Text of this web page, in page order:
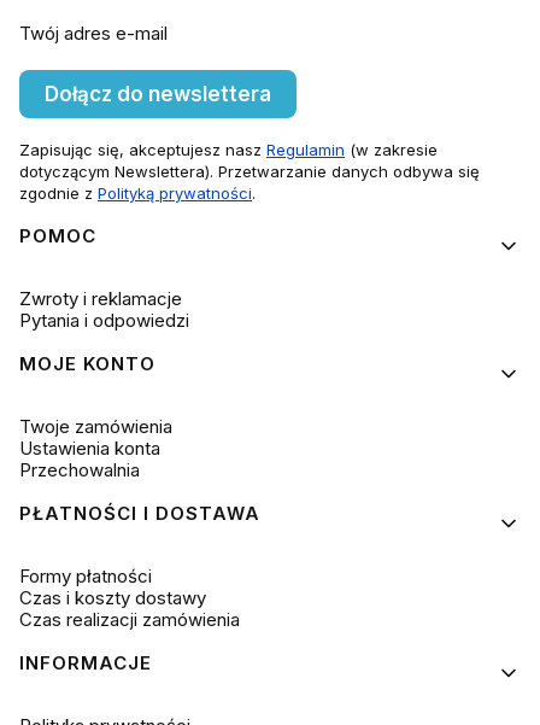
Twój adres e-mail
Dołącz do newslettera
Zapisując się, akceptujesz nasz Regulamin (w zakresie
dotyczącym Newslettera). Przetwarzanie danych odbywa się
zgodnie z Polityką prywatności.
Linki w stopce
POMOC
Zwroty i reklamacje
Pytania i odpowiedzi
MOJE KONTO
Twoje zamówienia
Ustawienia konta
Przechowalnia
PŁATNOŚCI I DOSTAWA
Formy płatności
Czas i koszty dostawy
Czas realizacji zamówienia
INFORMACJE